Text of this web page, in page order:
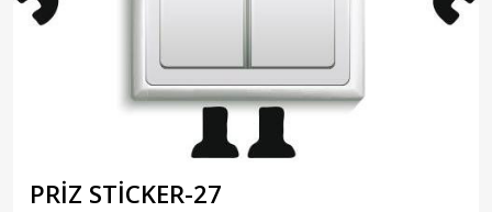
PRİZ STİCKER-27